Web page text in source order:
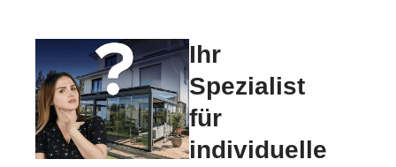
Ihr
Spezialist
für
individuelle